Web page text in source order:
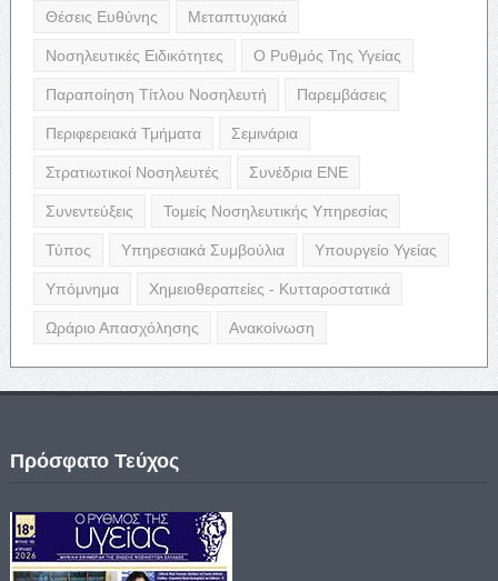
Θέσεις Ευθύνης Μεταπτυχιακά
Νοσηλευτικές Ειδικότητες Ο Ρυθμός Της Υγείας
Παραποίηση Τίτλου Νοσηλευτή Παρεμβάσεις
Περιφερειακά Τμήματα Σεμινάρια
Στρατιωτικοί Νοσηλευτές Συνέδρια ΕΝΕ
Συνεντεύξεις Τομείς Νοσηλευτικής Υπηρεσίας
Τύπος Υπηρεσιακά Συμβούλια Υπουργείο Υγείας
Υπόμνημα Χημειοθεραπείες - Κυτταροστατικά
Ωράριο Απασχόλησης Ανακοίνωση
Πρόσφατο Τεύχος